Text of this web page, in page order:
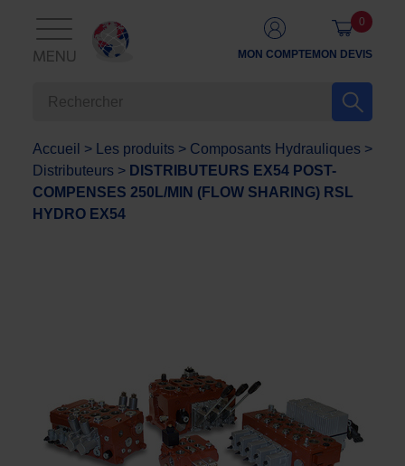
MENU MON COMPTEMON DEVIS
0
Accueil > Les produits > Composants Hydrauliques >
Distributeurs > DISTRIBUTEURS EX54 POST-
COMPENSES 250L/MIN (FLOW SHARING) RSL
HYDRO EX54